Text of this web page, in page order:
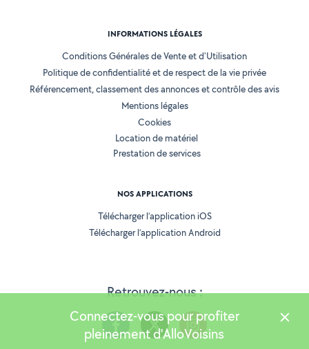
Retrouvez-nous :
INFORMATIONS LÉGALES
Conditions Générales de Vente et d'Utilisation
Politique de confidentialité et de respect de la vie privée
Référencement, classement des annonces et contrôle des avis
Mentions légales
Cookies
Location de matériel
Prestation de services
NOS APPLICATIONS
Télécharger l’application iOS
Télécharger l’application Android
Connectez-vous pour profiter
pleinement d'AlloVoisins